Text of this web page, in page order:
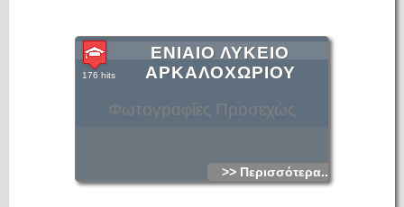
Φωτογραφίες Προσεχώς
ΕΝΙΑΙΟ ΛΥΚΕΙΟ
ΑΡΚΑΛΟΧΩΡΙΟΥ
176 hits
>> Περισσότερα...